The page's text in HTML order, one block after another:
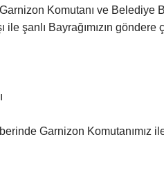
Komutanı ve Belediye
şanlı Bayrağımızın göndere
Garnizon Komutanımız